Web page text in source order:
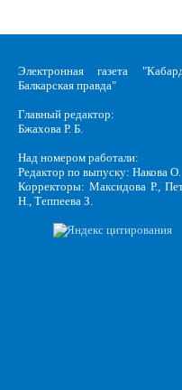
Электронная газета
Балкарская правда"
Главный редактор:
Бжахова Р. Б.
Над номером работали:
Редактор по выпуску: Накова О.
Корректоры: Максидова Р.,
Н., Теппеева З.